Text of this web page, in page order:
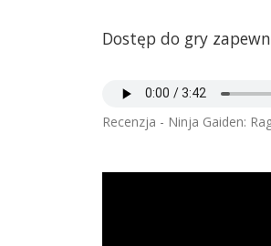
Dostęp do gry
Recenzja - Ninja Gaiden: